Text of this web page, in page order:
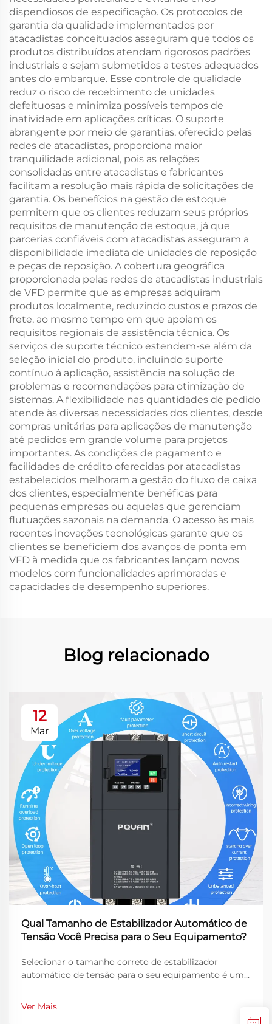
dispendiosos de especificação. Os protocolos de
garantia da qualidade implementados por
atacadistas conceituados asseguram que todos os
produtos distribuídos atendam rigorosos padrões
industriais e sejam submetidos a testes adequados
antes do embarque. Esse controle de qualidade
reduz o risco de recebimento de unidades
defeituosas e minimiza possíveis tempos de
inatividade em aplicações críticas. O suporte
abrangente por meio de garantias, oferecido pelas
redes de atacadistas, proporciona maior
tranquilidade adicional, pois as relações
consolidadas entre atacadistas e fabricantes
facilitam a resolução mais rápida de solicitações de
garantia. Os benefícios na gestão de estoque
permitem que os clientes reduzam seus próprios
requisitos de manutenção de estoque, já que
parcerias confiáveis com atacadistas asseguram a
disponibilidade imediata de unidades de reposição
e peças de reposição. A cobertura geográfica
proporcionada pelas redes de atacadistas industriais
de VFD permite que as empresas adquiram
produtos localmente, reduzindo custos e prazos de
frete, ao mesmo tempo em que apoiam os
requisitos regionais de assistência técnica. Os
serviços de suporte técnico estendem-se além da
seleção inicial do produto, incluindo suporte
contínuo à aplicação, assistência na solução de
problemas e recomendações para otimização de
sistemas. A flexibilidade nas quantidades de pedido
atende às diversas necessidades dos clientes, desde
compras unitárias para aplicações de manutenção
até pedidos em grande volume para projetos
importantes. As condições de pagamento e
facilidades de crédito oferecidas por atacadistas
estabelecidos melhoram a gestão do fluxo de caixa
dos clientes, especialmente benéficas para
pequenas empresas ou aquelas que gerenciam
flutuações sazonais na demanda. O acesso às mais
recentes inovações tecnológicas garante que os
clientes se beneficiem dos avanços de ponta em
VFD à medida que os fabricantes lançam novos
modelos com funcionalidades aprimoradas e
capacidades de desempenho superiores.
Blog relacionado
12
Mar
Qual Tamanho de Estabilizador Automático de
Tensão Você Precisa para o Seu Equipamento?
Selecionar o tamanho correto de estabilizador
automático de tensão para o seu equipamento é uma
operacional, a durabilidade dos equipamentos e a
qualidade da energia em ambientes industriais. Um
Ver Mais